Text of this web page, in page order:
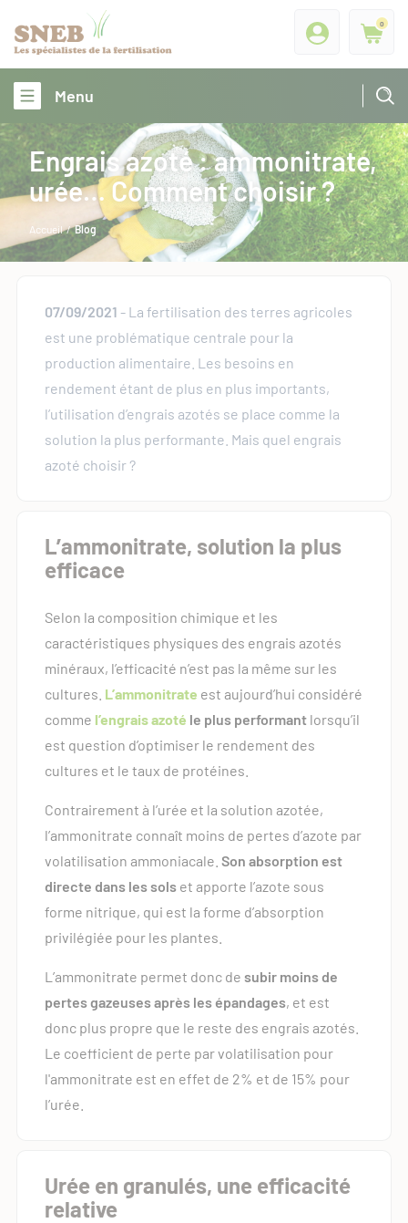
0
Menu
Engrais azoté : ammonitrate,
urée… Comment choisir ?
Accueil/Blog
07/09/2021 - La fertilisation des terres agricoles
est une problématique centrale pour la
production alimentaire. Les besoins en
rendement étant de plus en plus importants,
l’utilisation d’engrais azotés se place comme la
solution la plus performante. Mais quel engrais
azoté choisir ?
L’ammonitrate, solution la plus
efficace
Selon la composition chimique et les
caractéristiques physiques des engrais azotés
minéraux, l’efficacité n’est pas la même sur les
cultures. L’ammonitrate est aujourd’hui considéré
comme l’engrais azoté le plus performant lorsqu’il
est question d’optimiser le rendement des
cultures et le taux de protéines.
Contrairement à l’urée et la solution azotée,
l’ammonitrate connaît moins de pertes d’azote par
volatilisation ammoniacale. Son absorption est
directe dans les sols et apporte l’azote sous
forme nitrique, qui est la forme d’absorption
privilégiée pour les plantes.
L’ammonitrate permet donc de subir moins de
pertes gazeuses après les épandages, et est
donc plus propre que le reste des engrais azotés.
Le coefficient de perte par volatilisation pour
l'ammonitrate est en effet de 2% et de 15% pour
l’urée.
Urée en granulés, une efficacité
relative